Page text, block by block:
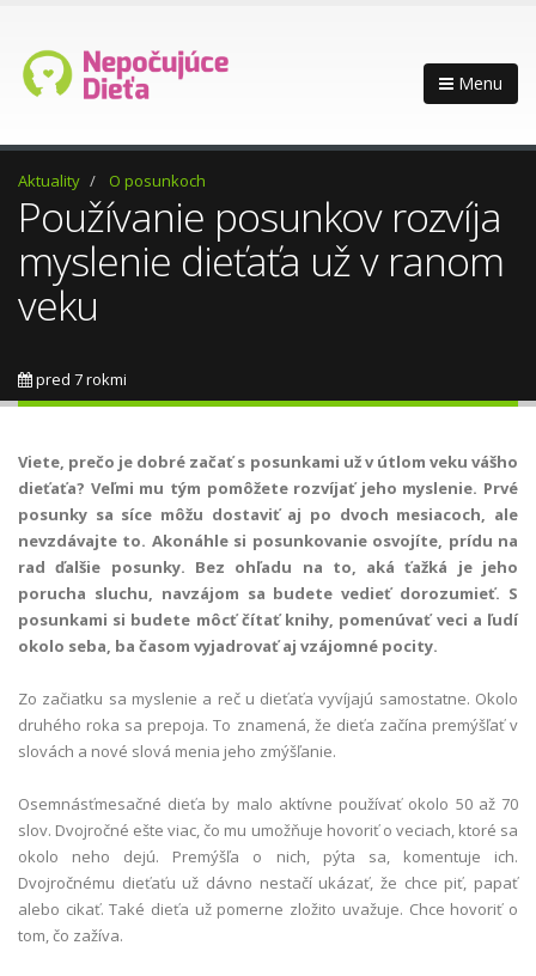
Menu
Aktuality O posunkoch
Používanie posunkov rozvíja
myslenie dieťaťa už v ranom
veku
pred 7 rokmi
Viete, prečo je dobré začať s posunkami už v útlom veku vášho
dieťaťa? Veľmi mu tým pomôžete rozvíjať jeho myslenie. Prvé
posunky sa síce môžu dostaviť aj po dvoch mesiacoch, ale
nevzdávajte to. Akonáhle si posunkovanie osvojíte, prídu na
rad ďalšie posunky. Bez ohľadu na to, aká ťažká je jeho
porucha sluchu, navzájom sa budete vedieť dorozumieť. S
posunkami si budete môcť čítať knihy, pomenúvať veci a ľudí
okolo seba, ba časom vyjadrovať aj vzájomné pocity.
Zo začiatku sa myslenie a reč u dieťaťa vyvíjajú samostatne. Okolo
druhého roka sa prepoja. To znamená, že dieťa začína premýšľať v
slovách a nové slová menia jeho zmýšľanie.
Osemnásťmesačné dieťa by malo aktívne používať okolo 50 až 70
slov. Dvojročné ešte viac, čo mu umožňuje hovoriť o veciach, ktoré sa
okolo neho dejú. Premýšľa o nich, pýta sa, komentuje ich.
Dvojročnému dieťaťu už dávno nestačí ukázať, že chce piť, papať
alebo cikať. Také dieťa už pomerne zložito uvažuje. Chce hovoriť o
tom, čo zažíva.